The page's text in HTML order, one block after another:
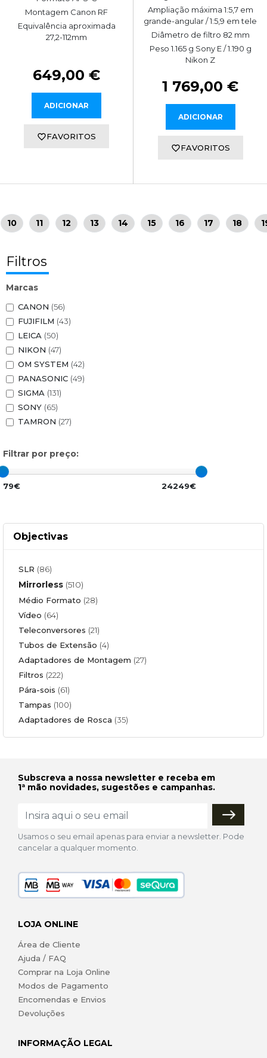
Filtros
Marcas
CANON (56)
FUJIFILM (43)
LEICA (50)
NIKON (47)
OM SYSTEM (42)
PANASONIC (49)
SIGMA (131)
SONY (65)
TAMRON (27)
Filtrar por preço:
79€ 24249€
Objectivas
SLR (86)
Mirrorless (510)
Médio Formato (28)
Vídeo (64)
Teleconversores (21)
Tubos de Extensão (4)
Adaptadores de Montagem (27)
Filtros (222)
Pára-sois (61)
Tampas (100)
Adaptadores de Rosca (35)
Montagem Canon RF
Equivalência aproximada
27,2-112mm
649,00 €
ADICIONAR
FAVORITOS
Ampliação máxima 1:5,7 em
grande-angular / 1:5,9 em tele
Diâmetro de filtro 82 mm
Peso 1.165 g Sony E / 1.190 g
Nikon Z
1 769,00 €
ADICIONAR
FAVORITOS
10 11 12 13 14 15 16 17 18
Subscreva a nossa newsletter e receba em
1ª mão novidades, sugestões e campanhas.
Usamos o seu email apenas para enviar a newsletter. Pode
cancelar a qualquer momento.
LOJA ONLINE
Área de Cliente
Ajuda / FAQ
Comprar na Loja Online
Modos de Pagamento
Encomendas e Envios
Devoluções
INFORMAÇÃO LEGAL